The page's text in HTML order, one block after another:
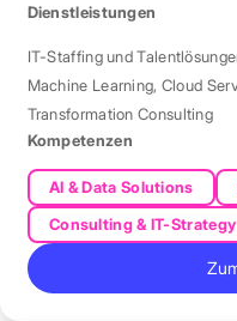
London aus betreut.
Dienstleistungen
IT-Staffing und
Machine Learning, Cloud
Transformation Consulting
Kompetenzen
AI & Data Solutions
Consulting & IT-Strategy